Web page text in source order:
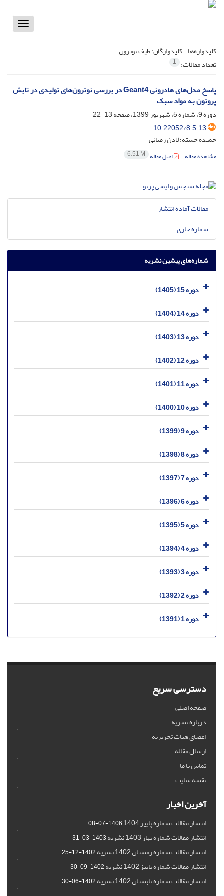
Toggle
کلیدواژه‌ها =کلیدواژگان: طیف نوترون
تعداد مقالات: 1
پاسخ مدل‌های هادرونی Geant4 در بررسی نوترون‌های تولیدی در تابش
پروتون به مواد سبک
دوره 9، شماره 5، شهریور 1399، صفحه
13-22
10.22052/8.5.13
حمیده خسته؛ لادن رضائی
مشاهده مقاله اصل مقاله 6.51 M
مقالات آماده انتشار
شماره جاری
شماره‌های پیشین نشریه
دوره 15 (1405)
دوره 14 (1404)
دوره 13 (1403)
دوره 12 (1402)
دوره 11 (1401)
دوره 10 (1400)
دوره 9 (1399)
دوره 8 (1398)
دوره 7 (1397)
دوره 6 (1396)
دوره 5 (1395)
دوره 4 (1394)
دوره 3 (1393)
دوره 2 (1392)
دوره 1 (1391)
دسترسی سریع
صفحه اصلی
درباره نشریه
اعضای هیات تحریریه
ارسال مقاله
تماس با ما
نقشه سایت
آخرین اخبار
انتشار مقالات شماره پاییز 1404 1406-07-08
انتشار مقالات شماره بهار 1403 نشریه 1403-03-31
انتشار مقالات شماره زمستان 1402 نشریه 1402-12-25
انتشار مقالات شماره پاییز 1402 نشریه 1402-09-30
انتشار مقالات شماره تابستان 1402 نشریه 1402-06-30